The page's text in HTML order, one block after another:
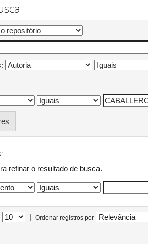
refinar o resultado de busca.
| Ordenar registros por